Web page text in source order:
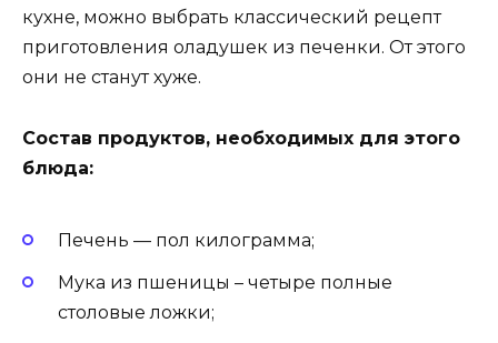
кухне, можно выбрать классический рецепт
приготовления оладушек из печенки. От этого
они не станут хуже.
Состав продуктов, необходимых для этого
блюда:
Печень — пол килограмма;
Мука из пшеницы – четыре полные
столовые ложки;